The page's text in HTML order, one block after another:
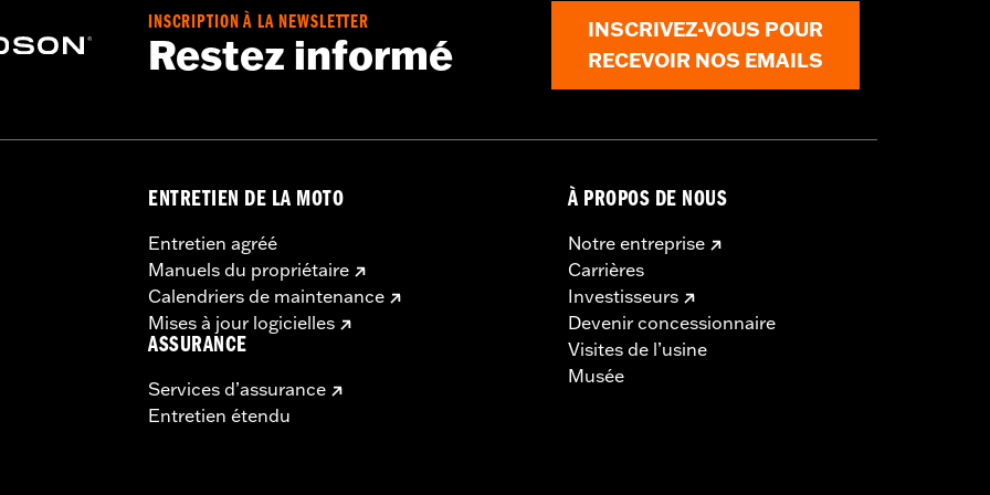
Pouces
(4), instructions d'installation
et rehausseurs peut nécessiter le changement des câbles d’embrayage et/ou d'accélérateur
que votre moto est conforme à la réglementation en vigueur.
INSCRIPTION À LA NEWSLETTER
Restez informé
INSCRIVEZ-VOUS POUR
RECEVOIR NOS EMAILS
ENTRETIEN DE LA MOTO
Entretien agréé
Manuels du propriétaire
Calendriers de maintenance
Mises à jour logicielles
ASSURANCE
Services d’assurance
Entretien étendu
À PROPOS DE NOUS
Notre entreprise
Carrières
Investisseurs
Devenir concessionnaire
Visites de l’usine
Musée